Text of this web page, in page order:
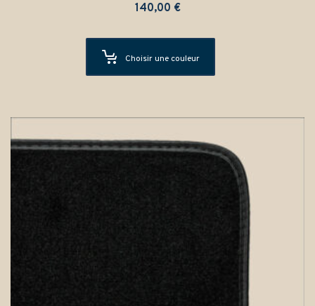
140,00 €
Choisir une couleur